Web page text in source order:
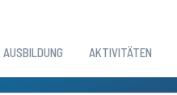
AUSBILDUNG AKTIVITÄTEN